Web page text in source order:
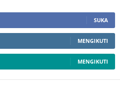
SUKA
MENGIKUTI
MENGIKUTI